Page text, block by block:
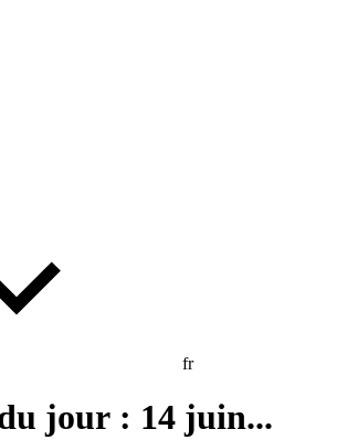
fr
jour : 14 juin...